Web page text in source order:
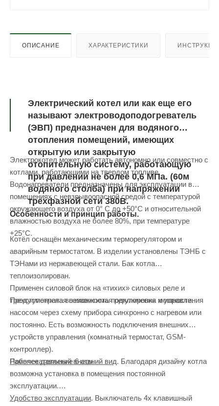
ОПИСАНИЕ ХАРАКТЕРИСТИКИ
Электрический котел или как еще его
называют электроводоподогреватель
(ЭВП) предназначен для водяного
отопления помещений, имеющих
открытую или закрытую
отопительную систему, работающую
при давлении не более 0,6 МПа. (60м
водяного столба) при напряжении
трехфазной сети 380В.
Электрокотел может работать автономно или совместно с
котлами, работающими на твердом топливе.
Водонагреватели предназначены для эксплуатации в
помещениях с невзрывоопасной средой с температурой
окружающего воздуха от 0° С до +50°С и относительной
влажностью воздуха не более 80%, при температуре
+25°С.
Особенности и принцип работы.
Котёл оснащён механическим терморегулятором и
аварийным термостатом. В изделии установлены ТЭНБ с
ТЭНами из нержавеющей стали. Бак котла
теплоизолирован.
Применен силовой блок на «тихих» силовых реле и
трехступенчатая независимая регулировка мощности.
Предусмотрена возможность подключения и управления
насосом через схему прибора синхронно с нагревом или
постоянно. Есть возможность подключения внешних
устройств управления (комнатный термостат, GSM-
контроллер).
Рабочее давление 6 атм.
Привлекательный внешний вид. Благодаря дизайну котла
возможна установка в помещения постоянной
эксплуатации.
Удобство эксплуатации. Выключатель 4х клавишный